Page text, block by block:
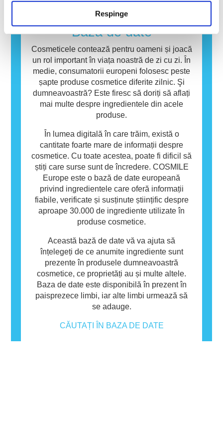
Respinge
provoacă o reacție alergică se numește
alergen. Produsele cosmetice și de îngrijire
personală pot conține ingrediente care pot fi
alergene pentru unele persoane. Acest lucru
nu înseamnă că produsul nu este sigur pentru
utilizarea de către alte persoane.
Baza de date
Cosmeticele contează pentru oameni și joacă
un rol important în viața noastră de zi cu zi. În
medie, consumatorii europeni folosesc peste
șapte produse cosmetice diferite zilnic. Şi
dumneavoastră? Este firesc să doriți să aflați
mai multe despre ingredientele din acele
produse.
În lumea digitală în care trăim, există o
cantitate foarte mare de informații despre
cosmetice. Cu toate acestea, poate fi dificil să
știți care surse sunt de încredere. COSMILE
Europe este o bază de date europeană
privind ingredientele care oferă informații
fiabile, verificate și susținute științific despre
aproape 30.000 de ingrediente utilizate în
produse cosmetice.
Această bază de date vă va ajuta să
înțelegeți de ce anumite ingrediente sunt
prezente în produsele dumneavoastră
cosmetice, ce proprietăți au și multe altele.
Baza de date este disponibilă în prezent în
paisprezece limbi, iar alte limbi urmează să
se adauge.
CĂUTAȚI ÎN BAZA DE DATE